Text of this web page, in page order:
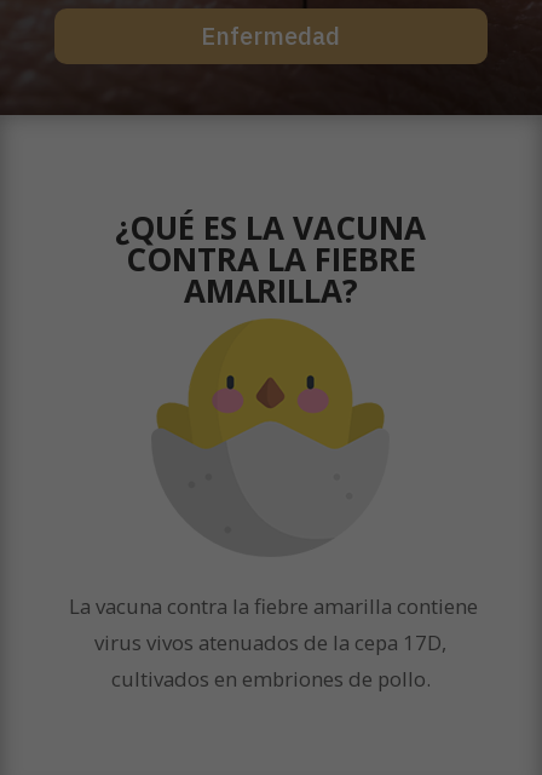
Enfermedad
¿QUÉ ES LA VACUNA
CONTRA LA FIEBRE
AMARILLA?
La vacuna contra la fiebre amarilla contiene
virus vivos atenuados de la cepa 17D,
cultivados en embriones de pollo.